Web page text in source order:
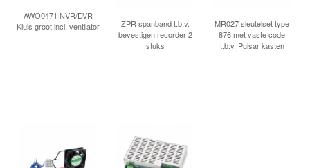
AWO0471 NVR/DVR
Kluis groot incl. ventilator
ZPR spanband t.b.v.
bevestigen recorder 2
stuks
MR027 sleutelset type
876 met vaste code
t.b.v. Pulsar kasten